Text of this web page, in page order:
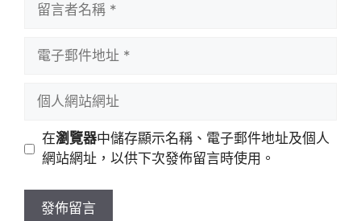
址
站
址
在瀏覽器中儲存顯示名稱、電子郵件地址及個人
網站網址，以供下次發佈留言時使用。